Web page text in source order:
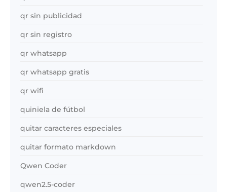
qr sin publicidad
qr sin registro
qr whatsapp
qr whatsapp gratis
qr wifi
quiniela de fútbol
quitar caracteres especiales
quitar formato markdown
Qwen Coder
qwen2.5-coder